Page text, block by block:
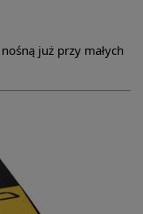
już przy małych